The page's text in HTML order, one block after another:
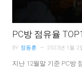
PC방 점유율
BY 정동훈 2023년 1월 2
지난 12월말 기준 PC방